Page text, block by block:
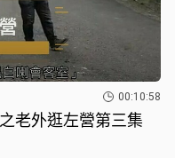
00:10:58
老外逛左營第三集